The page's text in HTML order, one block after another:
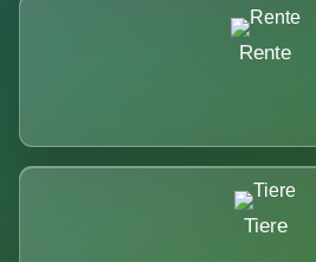
Rente
Tiere